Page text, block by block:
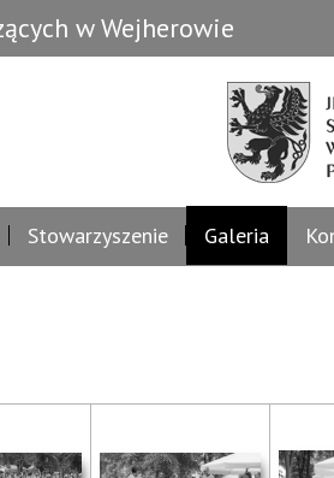
w Wejherowie
Stowarzyszenie Galeria